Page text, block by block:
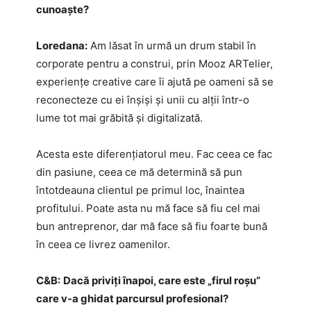
cunoaște?
Loredana: Am lăsat în urmă un drum stabil în
corporate pentru a construi, prin Mooz ARTelier,
experiențe creative care îi ajută pe oameni să se
reconecteze cu ei înșiși și unii cu alții într-o
lume tot mai grăbită și digitalizată.
Acesta este diferențiatorul meu. Fac ceea ce fac
din pasiune, ceea ce mă determină să pun
întotdeauna clientul pe primul loc, înaintea
profitului. Poate asta nu mă face să fiu cel mai
bun antreprenor, dar mă face să fiu foarte bună
în ceea ce livrez oamenilor.
C&B: Dacă priviți înapoi, care este „firul roșu”
care v-a ghidat parcursul profesional?